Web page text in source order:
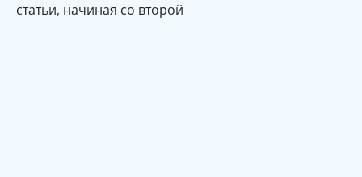
статьи, начиная со второй